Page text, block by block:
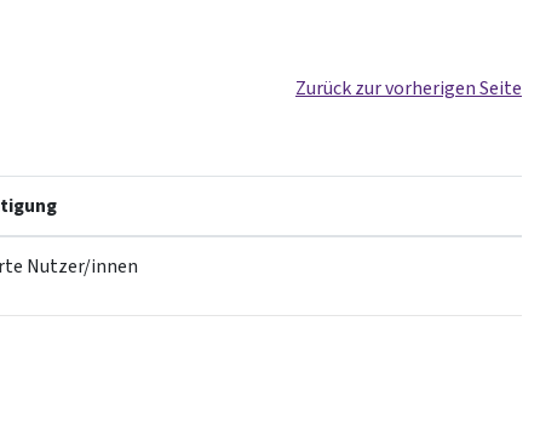
Zurück zur vorherigen Seite
Nutzer/innen